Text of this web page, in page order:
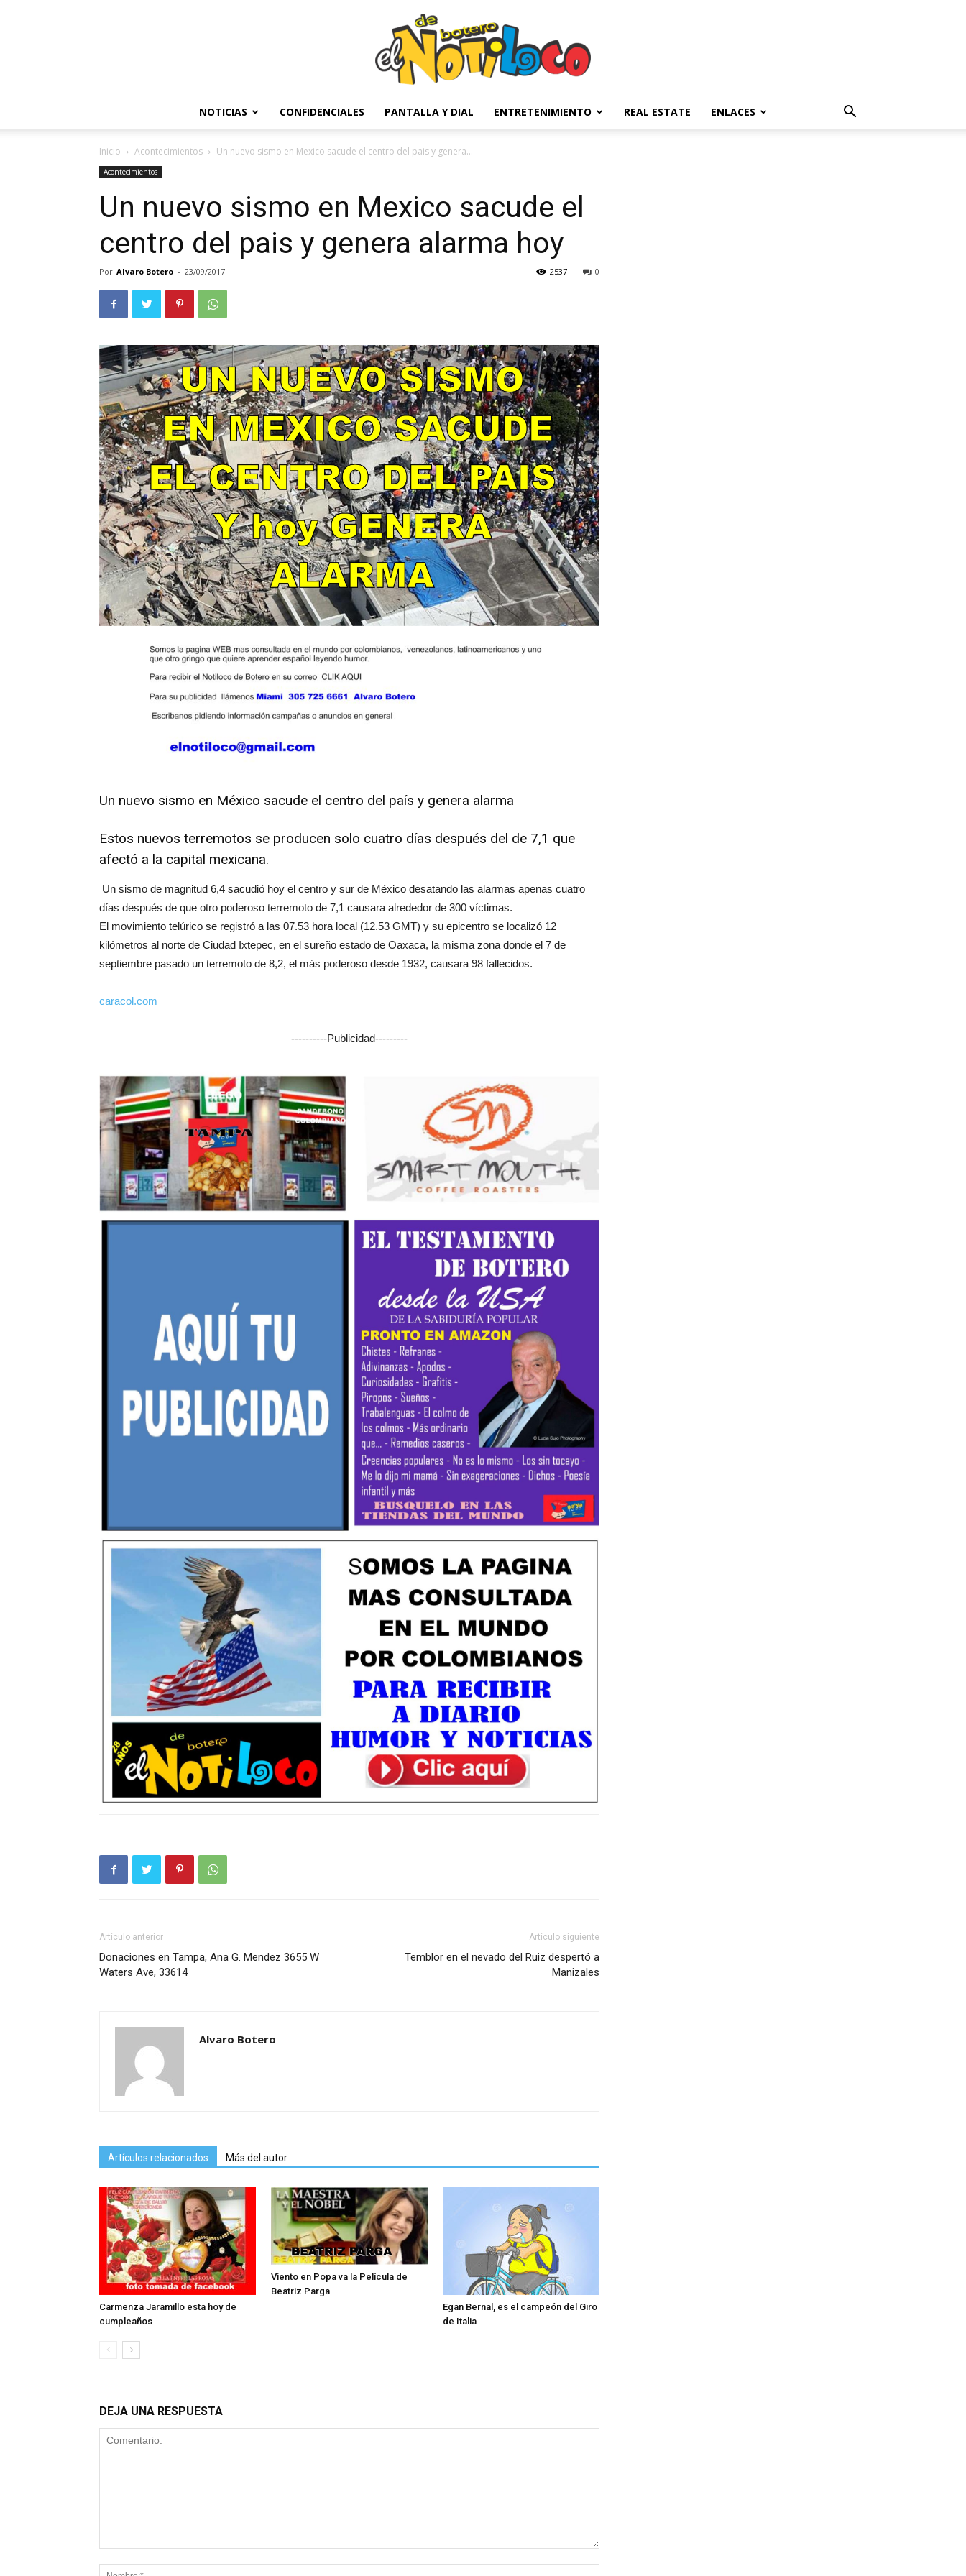
Botero
NOTICIAS CONFIDENCIALES PANTALLA Y DIAL ENTRETENIMIENTO REAL ESTATE ENLACES
Inicio Acontecimientos Un nuevo sismo en Mexico sacude el centro del pais y genera...
Acontecimientos
Un nuevo sismo en Mexico sacude el
centro del pais y genera alarma hoy
Por Alvaro Botero - 23/09/2017 0
2537
Un nuevo sismo en México sacude el centro del país y genera alarma
Estos nuevos terremotos se producen solo cuatro días después del de 7,1 que
afectó a la capital mexicana.
Un sismo de magnitud 6,4 sacudió hoy el centro y sur de México desatando las alarmas apenas cuatro
días después de que otro poderoso terremoto de 7,1 causara alrededor de 300 víctimas.
El movimiento telúrico se registró a las 07.53 hora local (12.53 GMT) y su epicentro se localizó 12
kilómetros al norte de Ciudad Ixtepec, en el sureño estado de Oaxaca, la misma zona donde el 7 de
septiembre pasado un terremoto de 8,2, el más poderoso desde 1932, causara 98 fallecidos.
caracol.com
----------Publicidad---------
Artículo anterior
Donaciones en Tampa, Ana G. Mendez 3655 W
Waters Ave, 33614
Artículo siguiente
Temblor en el nevado del Ruiz despertó a
Manizales
Alvaro Botero
Artículos relacionados Más del autor
Carmenza Jaramillo esta hoy de
cumpleaños
Viento en Popa va la Película de
Beatriz Parga
Egan Bernal, es el campeón del Giro
de Italia
DEJA UNA RESPUESTA